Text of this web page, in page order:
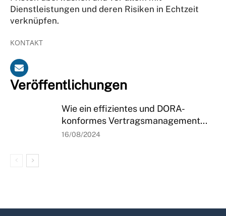
Dienstleistungen und deren Risiken in Echtzeit
verknüpfen.
KONTAKT
Veröffentlichungen
Wie ein effizientes und DORA-
konformes Vertragsmanagement...
16/08/2024